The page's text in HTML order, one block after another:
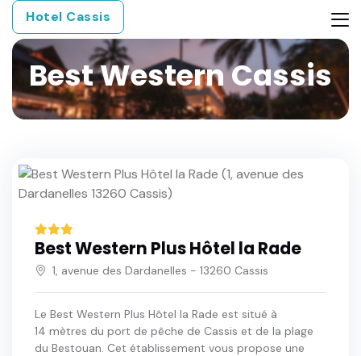
Hotel Cassis
Best Western Cassis
Best Western Plus Hôtel la Rade
1, avenue des Dardanelles - 13260 Cassis
Le Best Western Plus Hôtel la Rade est situé à
14 mètres du port de pêche de Cassis et de la plage
du Bestouan. Cet établissement vous propose une